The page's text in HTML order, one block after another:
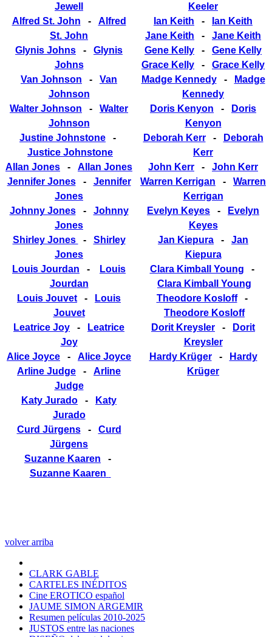
Jewell
Alfred St. John - Alfred
St. John
Glynis Johns - Glynis
Johns
Van Johnson - Van
Johnson
Walter Johnson - Walter
Johnson
Justine Johnstone -
Justice Johnstone
Allan Jones - Allan Jones
Jennifer Jones- Jennifer
Jones
Johnny Jones- Johnny
Jones
Shirley Jones
- Shirley
Jones
Louis Jourdan -
Louis
Jourdan
Louis Jouvet -
Louis
Jouvet
Leatrice Joy -
Leatrice
Joy
Alice Joyce - Alice Joyce
Arline Judge - Arline
Judge
Katy Jurado -
Katy
Jurado
Curd Jürgens- Curd
Jürgens
Suzanne Kaaren -
Suzanne Kaaren
Keeler
Ian Keith -
Ian Keith
Jane Keith - Jane Keith
Gene Kelly - Gene Kelly
Grace Kelly - Grace Kelly
Madge Kennedy-
Madge
Kennedy
Doris Kenyon -
Doris
Kenyon
Deborah Kerr-
Deborah
Kerr
John Kerr - John Kerr
Warren Kerrigan - Warren
Kerrigan
Evelyn Keyes -
Evelyn
Keyes
Jan Kiepura - Jan
Kiepura
Clara Kimball Young -
Clara Kimball Young
Theodore Kosloff-
Theodore Kosloff
Dorit Kreysler -
Dorit
Kreysler
Hardy Krüger-
Hardy
Krüger
volver arriba
CLARK GABLE
CARTELES INÉDITOS
Cine EROTICO español
JAUME SIMON ARGEMIR
Resumen películas 2010-2025
JUSTOS entre las naciones